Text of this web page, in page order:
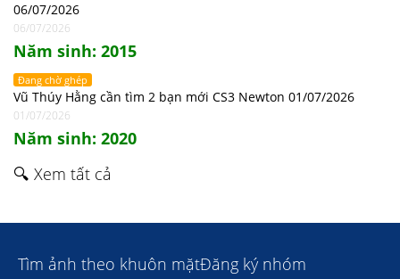
06/07/2026
06/07/2026
Năm sinh: 2015
Đang chờ ghép
Vũ Thúy Hằng cần tìm 2 bạn mới CS3 Newton 01/07/2026
01/07/2026
Năm sinh: 2020
🔍 Xem tất cả
Tìm ảnh theo khuôn mặtĐăng ký nhóm